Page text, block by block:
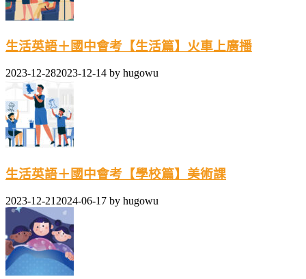
生活英語＋國中會考【生活篇】火車上廣播
2023-12-282023-12-14 by hugowu
生活英語＋國中會考【學校篇】美術課
2023-12-21 2024-06-17 by hugowu